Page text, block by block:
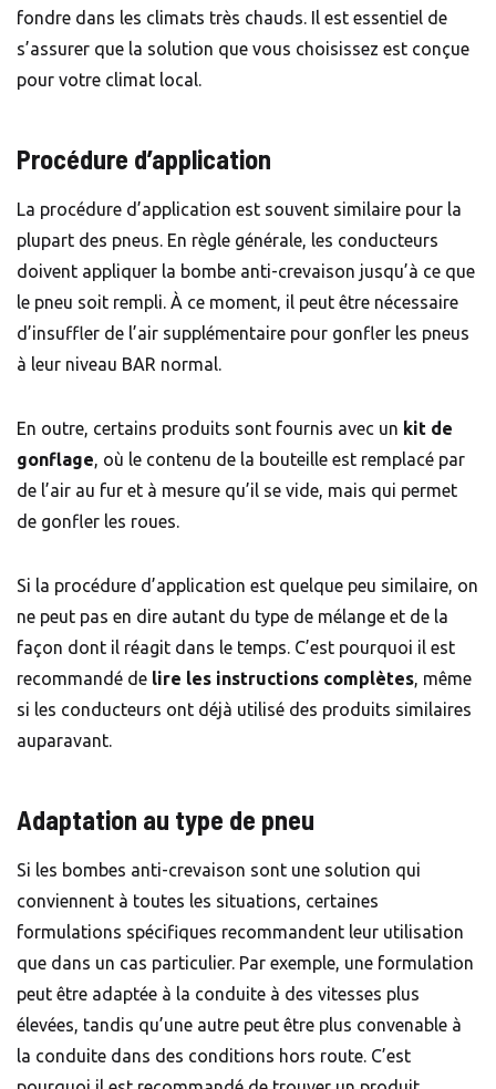
fondre dans les climats très chauds. Il est essentiel de
s’assurer que la solution que vous choisissez est conçue
pour votre climat local.
Procédure d’application
La procédure d’application est souvent similaire pour la
plupart des pneus. En règle générale, les conducteurs
doivent appliquer la bombe anti-crevaison jusqu’à ce que
le pneu soit rempli. À ce moment, il peut être nécessaire
d’insuffler de l’air supplémentaire pour gonfler les pneus
à leur niveau BAR normal.
En outre, certains produits sont fournis avec un kit de
gonflage, où le contenu de la bouteille est remplacé par
de l’air au fur et à mesure qu’il se vide, mais qui permet
de gonfler les roues.
Si la procédure d’application est quelque peu similaire, on
ne peut pas en dire autant du type de mélange et de la
façon dont il réagit dans le temps. C’est pourquoi il est
recommandé de lire les instructions complètes, même
si les conducteurs ont déjà utilisé des produits similaires
auparavant.
Adaptation au type de pneu
Si les bombes anti-crevaison sont une solution qui
conviennent à toutes les situations, certaines
formulations spécifiques recommandent leur utilisation
que dans un cas particulier. Par exemple, une formulation
peut être adaptée à la conduite à des vitesses plus
élevées, tandis qu’une autre peut être plus convenable à
la conduite dans des conditions hors route. C’est